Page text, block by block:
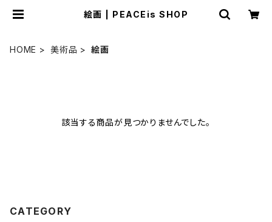
絵画 | PEACEis SHOP
HOME 美術品 絵画
該当する商品が見つかりませんでした。
CATEGORY